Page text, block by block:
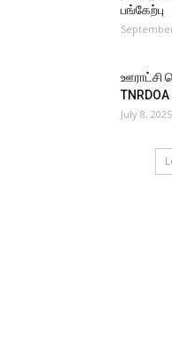
பங்கேற்பு
ஊராட்சி
July 8, 2025